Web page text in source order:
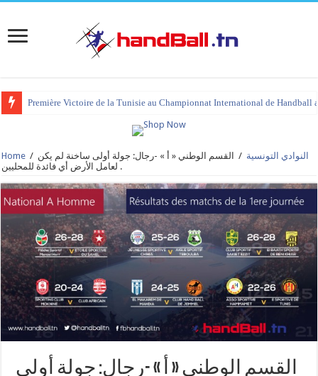
Première Victoire de la Tunisie au Championnat International de Handball
tournoi international Hammamet 2023 : programme et liste des joueurs
Home / النوادي التونسية /
القسم الوطني « أ » -رجال: جولة أولى ساخنة لم يكن
لعامل الأرض أي فائدة للمحليين .
القسم الوطني « أ » -رجال: جولة أولى